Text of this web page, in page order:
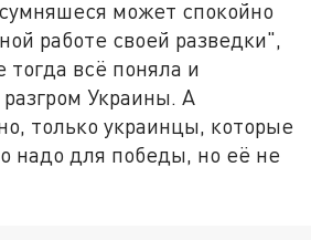
может спокойно
работе своей разведки",
тогда всё поняла и
разгром Украины. А
только украинцы, которые
надо для победы, но её не